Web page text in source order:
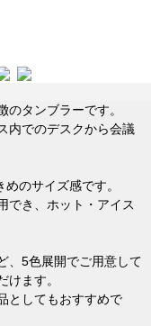
タンブラーです。
内でのデスクから会議
のサイズ感です。
でき、ホット・アイス
、5色展開でご用意して
ます。
としてもおすすめで